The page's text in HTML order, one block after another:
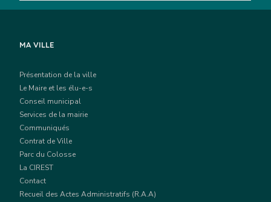
MA VILLE
Présentation de la ville
Le Maire et les élu-e-s
Conseil municipal
Services de la mairie
Communiqués
Contrat de Ville
Parc du Colosse
La CIREST
Contact
Recueil des Actes Administratifs (R.A.A)